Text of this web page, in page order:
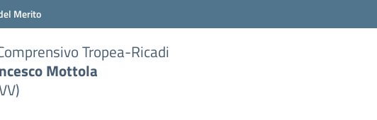
Merito
Tropea-Ricadi
Mottola